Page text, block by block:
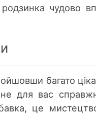
чудово
багато
для вас
це